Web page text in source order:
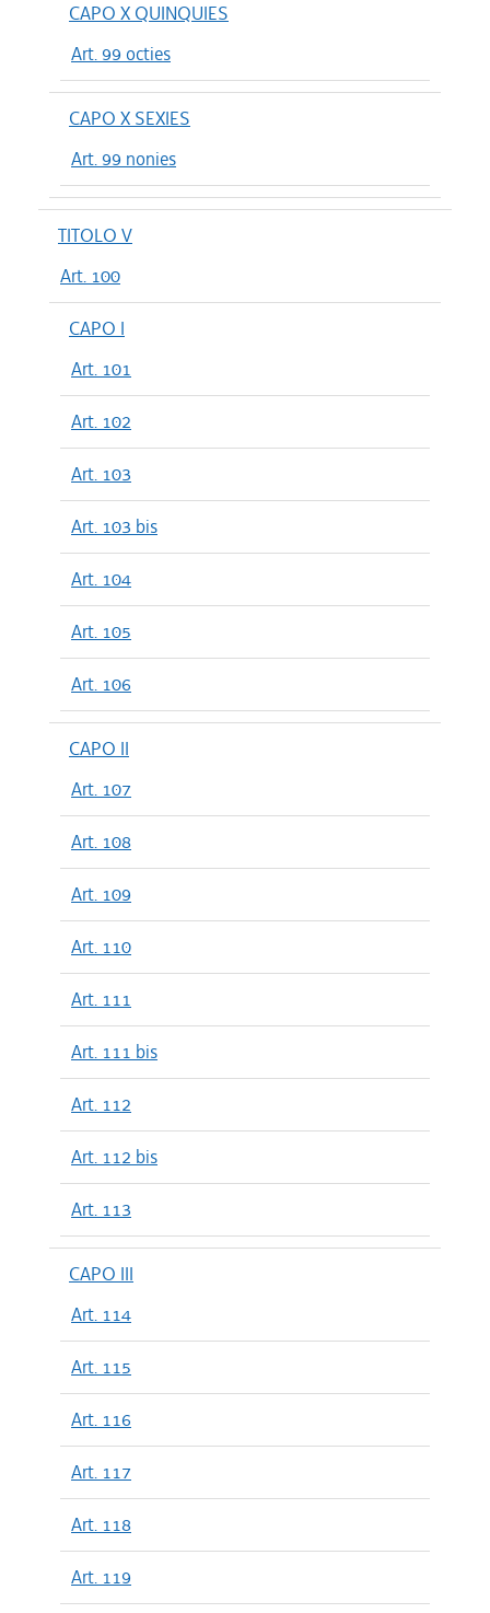
CAPO X QUINQUIES
Art. 99 octies
CAPO X SEXIES
Art. 99 nonies
TITOLO V
Art. 100
CAPO I
Art. 101
Art. 102
Art. 103
Art. 103 bis
Art. 104
Art. 105
Art. 106
CAPO II
Art. 107
Art. 108
Art. 109
Art. 110
Art. 111
Art. 111 bis
Art. 112
Art. 112 bis
Art. 113
CAPO III
Art. 114
Art. 115
Art. 116
Art. 117
Art. 118
Art. 119